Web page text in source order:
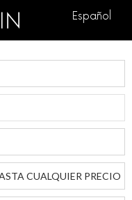
Español